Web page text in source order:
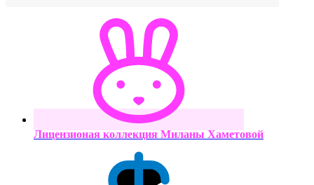
Лицензионая коллекция Миланы Хаметовой